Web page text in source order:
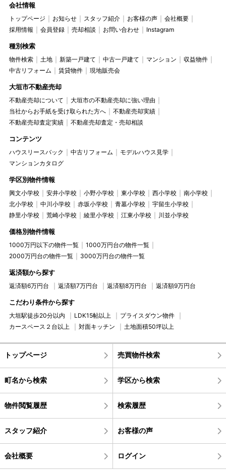
会社情報
トップページ お知らせ スタッフ紹介 お客様の声
会社概要
採用情報
会員登録 売却相談 お問い合わせ Instagram
種別検索
物件検索 土地 新築一戸建て 中古一戸建て マンション
収益物件
中古リフォーム
賃貸物件 現地販売会
大垣市不動産売却
不動産売却について
大垣市の不動産売却に強い理由
当社からお手紙を受け取られた方へ
不動産売却実績
不動産売却査定実績
不動産売却査定・売却相談
コンテンツ
ハウスリースバック 中古リフォーム
モデルハウス見学
マンションカタログ
学区別物件情報
興文小学校 安井小学校 小野小学校 東小学校 西小学校
南小学校
北小学校
中川小学校 赤坂小学校 青墓小学校
宇留生小学校
静里小学校
荒崎小学校 綾里小学校 江東小学校 川並小学校
価格別物件情報
1000万円以下の物件一覧
1000万円台の物件一覧
2000万円台の物件一覧
3000万円台の物件一覧
返済額から探す
返済額6万円台 返済額7万円台 返済額8万円台 返済額9万円台
こだわり条件から探す
大垣駅徒歩20分以内 LDK15帖以上
プライスダウン物件
カースペース２台以上
対面キッチン 土地面積50坪以上
トップページ 売買物件検索
町名から検索 学区から検索
物件閲覧履歴 検索履歴
スタッフ紹介 お客様の声
会社概要 ログイン